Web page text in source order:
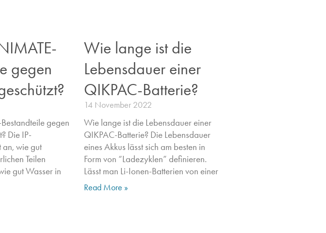
gegen
gegen
Die IP-
an, wie gut
Teilen
gut Wasser in
Wie lange ist die
Lebensdauer einer
QIKPAC-Batterie?
14 November 2022
Wie lange ist die Lebensdauer einer
QIKPAC-Batterie? Die Lebensdauer
eines Akkus lässt sich am besten in
Form von “Ladezyklen” definieren.
Lässt man Li-Ionen-Batterien von einer
Read More »